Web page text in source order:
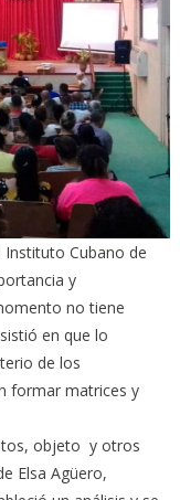
Cubano de
y
no tiene
en que lo
de los
formar matrices y
objeto y otros
Elsa Agüero,